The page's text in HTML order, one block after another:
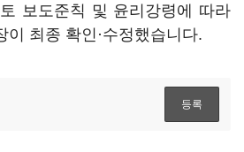
보도준칙 및 윤리강령에 따라
이 최종 확인·수정했습니다.